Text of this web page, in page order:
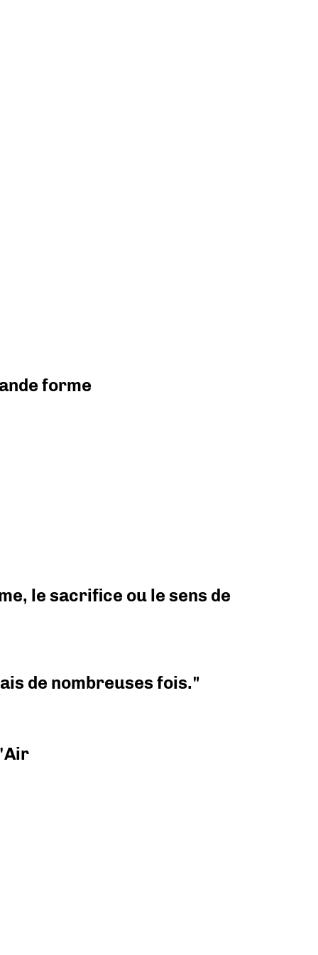
forme
le sacrifice ou le sens de
de nombreuses fois."